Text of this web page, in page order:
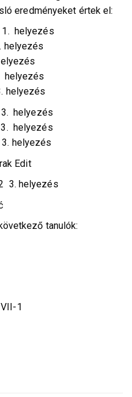
eredményeket értek el:
helyezés
helyezés
helyezés
helyezés
helyezés
helyezés
helyezés
Edit
3. helyezés
tanulók:
1